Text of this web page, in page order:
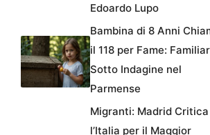
Edoardo Lupo
Bambina di 8 Anni
il 118 per Fame:
Sotto Indagine nel
Parmense
Migranti: Madrid Critica
l’Italia per il Maggior